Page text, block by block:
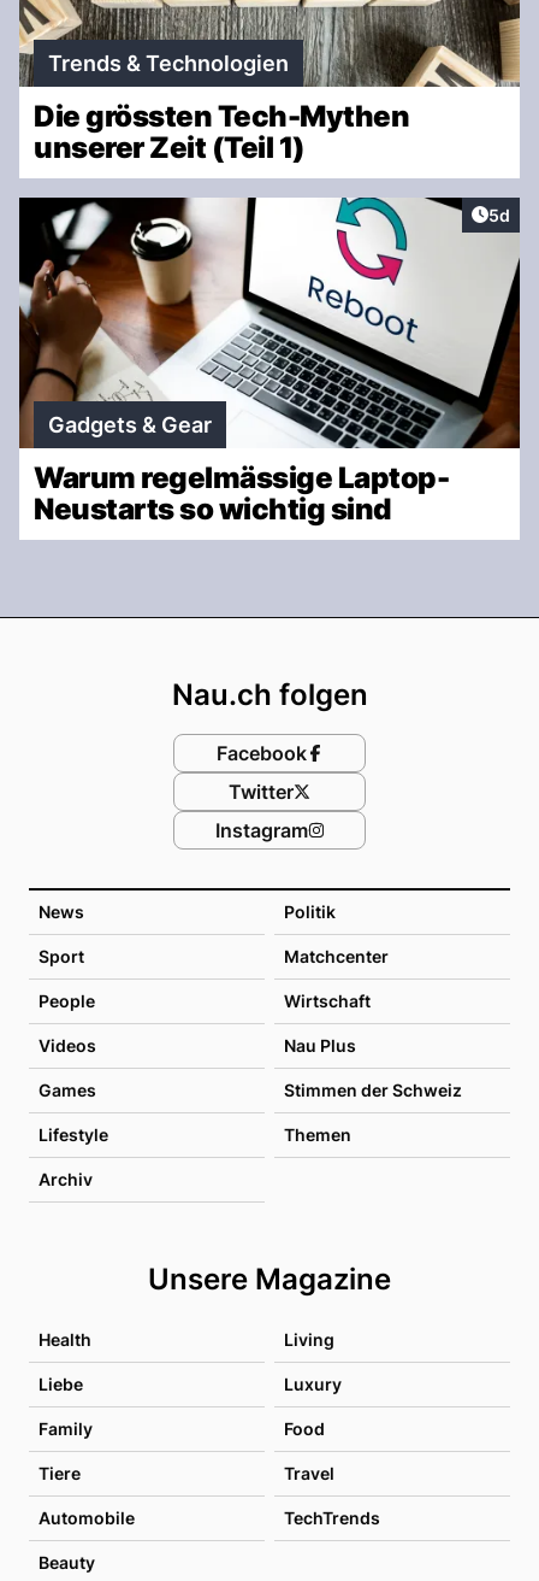
Trends & Technologien
Die grössten Tech-Mythen
unserer Zeit (Teil 1)
5d
Gadgets & Gear
Warum regelmässige Laptop-
Neustarts so wichtig sind
News Politik
Sport Matchcenter
People Wirtschaft
Videos Nau Plus
Games Stimmen der Schweiz
Lifestyle Themen
Archiv
Unsere Magazine
Health Living
Liebe Luxury
Family Food
Tiere Travel
Automobile TechTrends
Beauty
Nau.ch folgen
Facebook
Twitter
Instagram